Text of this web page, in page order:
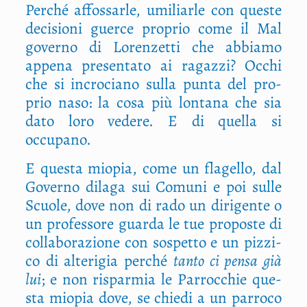
Per­ché affos­sar­le, umi­liar­le con que­ste
deci­sio­ni guer­ce pro­prio come il Mal
gover­no di Loren­zet­ti che abbia­mo
appe­na pre­sen­ta­to ai ragaz­zi? Occhi
che si incro­cia­no sul­la pun­ta del pro­
prio naso: la cosa più lon­ta­na che sia
dato loro vede­re. E di quel­la si
occupano.
E que­sta mio­pia, come un fla­gel­lo, dal
Gover­no dila­ga sui Comu­ni e poi sul­le
Scuo­le, dove non di rado un diri­gen­te o
un pro­fes­so­re guar­da le tue pro­po­ste di
col­la­bo­ra­zio­ne con sospet­to e un piz­zi­
co di alte­ri­gia per­ché tan­to ci pen­sa già
lui; e non rispar­mia le Par­roc­chie que­
sta mio­pia dove, se chie­di a un par­ro­co